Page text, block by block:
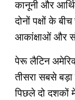
कानूनी और
दोनों पक्षों के
आकांक्षाओं और
पेरू लैटिन
तीसरा सबसे बड़ा
पिछले दो दशकों